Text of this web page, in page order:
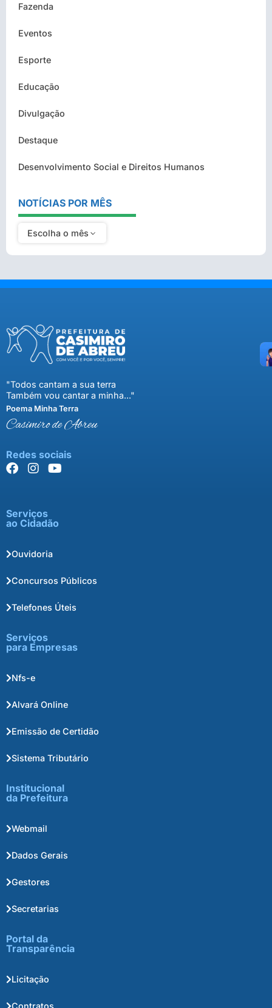
Fazenda
Eventos
Esporte
Educação
Divulgação
Destaque
Desenvolvimento Social e Direitos Humanos
NOTÍCIAS POR MÊS
Escolha o mês
"Todos cantam a sua terra
Também vou cantar a minha..."
Poema Minha Terra
Casimiro de Abreu
Redes sociais
Serviços
ao Cidadão
Ouvidoria
Concursos Públicos
Telefones Úteis
Serviços
para Empresas
Nfs-e
Alvará Online
Emissão de Certidão
Sistema Tributário
Institucional
da Prefeitura
Webmail
Dados Gerais
Gestores
Secretarias
Portal da
Transparência
Licitação